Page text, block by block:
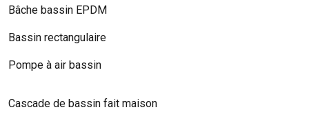
Bâche bassin EPDM
Bassin rectangulaire
Pompe à air bassin
Cascade de bassin fait maison